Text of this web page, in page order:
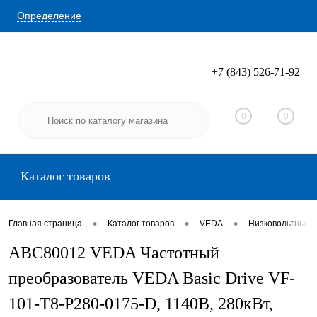
Определение
Вход Регистрация
+7 (843) 526-71-92
0 0
Каталог товаров
Главная страница • Каталог товаров • VEDA •
ABC80012 VEDA Частотный
преобразователь VEDA Basic Drive VF-
101-T8-P280-0175-D, 1140В, 280кВт,